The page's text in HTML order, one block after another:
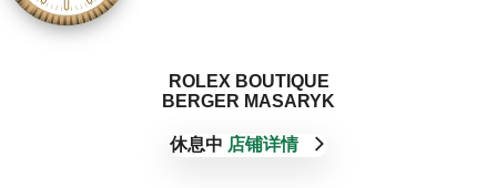
‭ROLEX BOUTIQUE
BERGER MASARYK‬
休息中 店铺详情